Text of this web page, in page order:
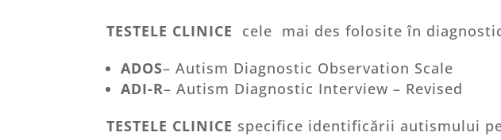
TESTELE CLINICE
cele mai des folosite în
ADOS– Autism Diagnostic Observation Scale
ADI-R– Autism Diagnostic Interview – Revised
TESTELE CLINICE specifice identificării autismului